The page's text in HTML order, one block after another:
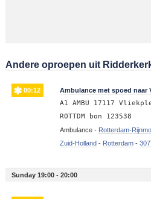
Andere oproepen uit
00:12 Ambulance met spoed naar
A1 AMBU 17117
ROTTDM bon 123538
Ambulance - Rotterdam-
Zuid-Holland- Rotterdam-
Sunday 19:00 - 20:00